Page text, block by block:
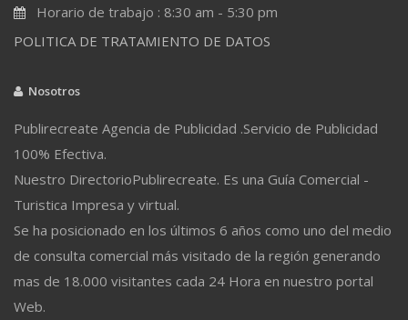
Horario de trabajo : 8:30 am - 5:30 pm
POLITICA DE TRATAMIENTO DE DATOS
Nosotros
Publirecreate Agencia de Publicidad .Servicio de Publicidad
100% Efectiva.
Nuestro DirectorioPublirecreate. Es una Guía Comercial -
Turistica Impresa y virtual.
Se ha posicionado en los últimos 6 años como uno del medio
de consulta comercial más visitado de la región generando
mas de 18.000 visitantes cada 24 Hora en nuestro portal
Web.